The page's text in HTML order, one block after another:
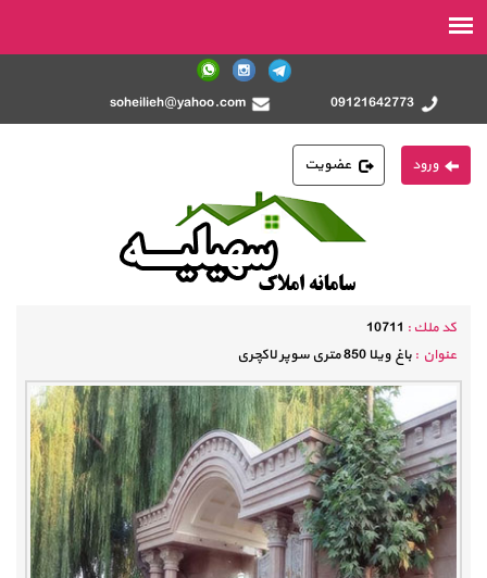
09121642773
soheilieh@yahoo.com
ورود عضویت
كد ملك : 10711
عنوان :باغ ویلا 850 متری سوپر لاکچری